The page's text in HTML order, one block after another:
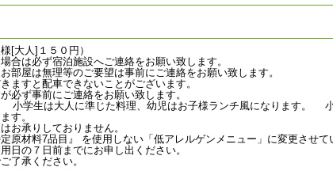
[大人]１５０円）
合は必ず宿泊施設へご連絡をお願い致します。
部屋は無理等のご要望は事前にご連絡をお願い致します。
ますと配車できないことがございます。
必ず事前にご連絡をお願い致します。
学生は大人に準じた料理、幼児はお子様ランチ風になります。
す。
お承りしておりません。
原材料7品目』 を使用しない「低アレルゲンメニュー」に変更させ
日の７日前までにお申し出ください。
了承ください。